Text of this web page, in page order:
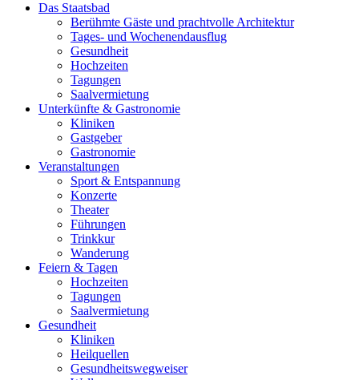
Das Staatsbad
Berühmte Gäste und prachtvolle Architektur
Tages- und Wochenendausflug
Gesundheit
Hochzeiten
Tagungen
Saalvermietung
Unterkünfte & Gastronomie
Kliniken
Gastgeber
Gastronomie
Veranstaltungen
Sport & Entspannung
Konzerte
Theater
Führungen
Trinkkur
Wanderung
Feiern & Tagen
Hochzeiten
Tagungen
Saalvermietung
Gesundheit
Kliniken
Heilquellen
Gesundheitswegweiser